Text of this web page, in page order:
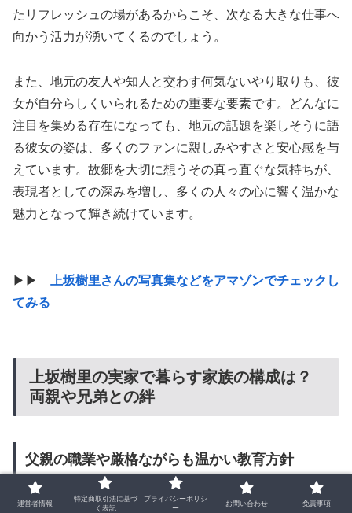
たリフレッシュの場があるからこそ、次なる大きな仕事へ
向かう活力が湧いてくるのでしょう。
また、地元の友人や知人と交わす何気ないやり取りも、彼
女が自分らしくいられるための重要な要素です。どんなに
注目を集める存在になっても、地元の話題を楽しそうに語
る彼女の姿は、多くのファンに親しみやすさと安心感を与
えています。故郷を大切に想うその真っ直ぐな気持ちが、
表現者としての深みを増し、多くの人々の心に響く温かな
魅力となって輝き続けています。
▶▶
上坂樹里さんの写真集などをアマゾンでチェックし
てみる
上坂樹里の実家で暮らす家族の構成は？
両親や兄弟との絆
父親の職業や厳格ながらも温かい教育方針
運営者情報
特定商取引法に基づ
く表記
プライバシーポリシ
ー
お問い合わせ 免責事項